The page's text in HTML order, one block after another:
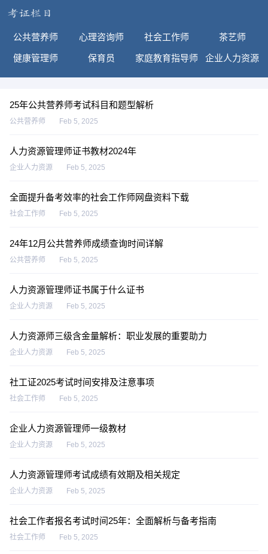
公共营养师 心理咨询师 社会工作师 茶艺师
健康管理师 保育员 家庭教育指导师 企业人力资源
25年公共营养师考试科目和题型解析
公共营养师 Feb 5, 2025
人力资源管理师证书教材2024年
企业人力资源 Feb 5, 2025
全面提升备考效率的社会工作师网盘资料下载
社会工作师 Feb 5, 2025
24年12月公共营养师成绩查询时间详解
公共营养师 Feb 5, 2025
人力资源管理师证书属于什么证书
企业人力资源 Feb 5, 2025
人力资源师三级含金量解析：职业发展的重要助力
企业人力资源 Feb 5, 2025
社工证2025考试时间安排及注意事项
社会工作师 Feb 5, 2025
企业人力资源管理师一级教材
企业人力资源 Feb 5, 2025
人力资源管理师考试成绩有效期及相关规定
企业人力资源 Feb 5, 2025
社会工作者报名考试时间25年：全面解析与备考指南
社会工作师 Feb 5, 2025